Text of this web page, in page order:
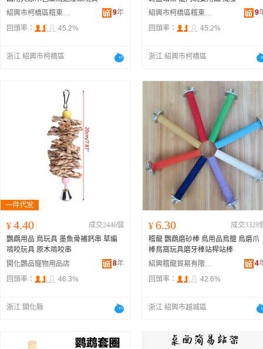
紹興市柯橋區稽東龍龍寵物用品店
9年
回頭率：
45.2%
浙江 紹興市柯橋區
紹興市柯橋區稽東龍龍寵物用品店
9
回頭率：
45.2%
浙江 紹興市柯橋區
¥ 4.40
成交2446個
鸚鵡用品 鳥玩具 墨魚骨補鈣串 草編
啃咬玩具 原木啃咬串
開化鸚品寵物用品店
8年
回頭率：
46.3%
浙江 開化縣
¥ 6.30
成交3328
稽龍 鸚鵡磨砂棒 鳥用品鳥籠 鳥磨爪
棒鳥窩玩具磨牙棒站桿站棒
紹興稽龍貿易有限公司
4
回頭率：
42.6%
浙江 紹興市越城區